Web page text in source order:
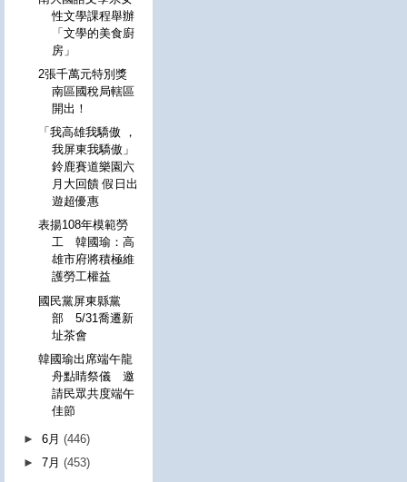
性文學課程舉辦
「文學的美食廚
房」
2張千萬元特別獎
南區國稅局轄區
開出！
「我高雄我驕傲 ，
我屏東我驕傲」
鈴鹿賽道樂園六
月大回饋 假日出
遊超優惠
表揚108年模範勞
工 韓國瑜：高
雄市府將積極維
護勞工權益
國民黨屏東縣黨
部 5/31喬遷新
址茶會
韓國瑜出席端午龍
舟點睛祭儀 邀
請民眾共度端午
佳節
►6月(446)
►7月(453)